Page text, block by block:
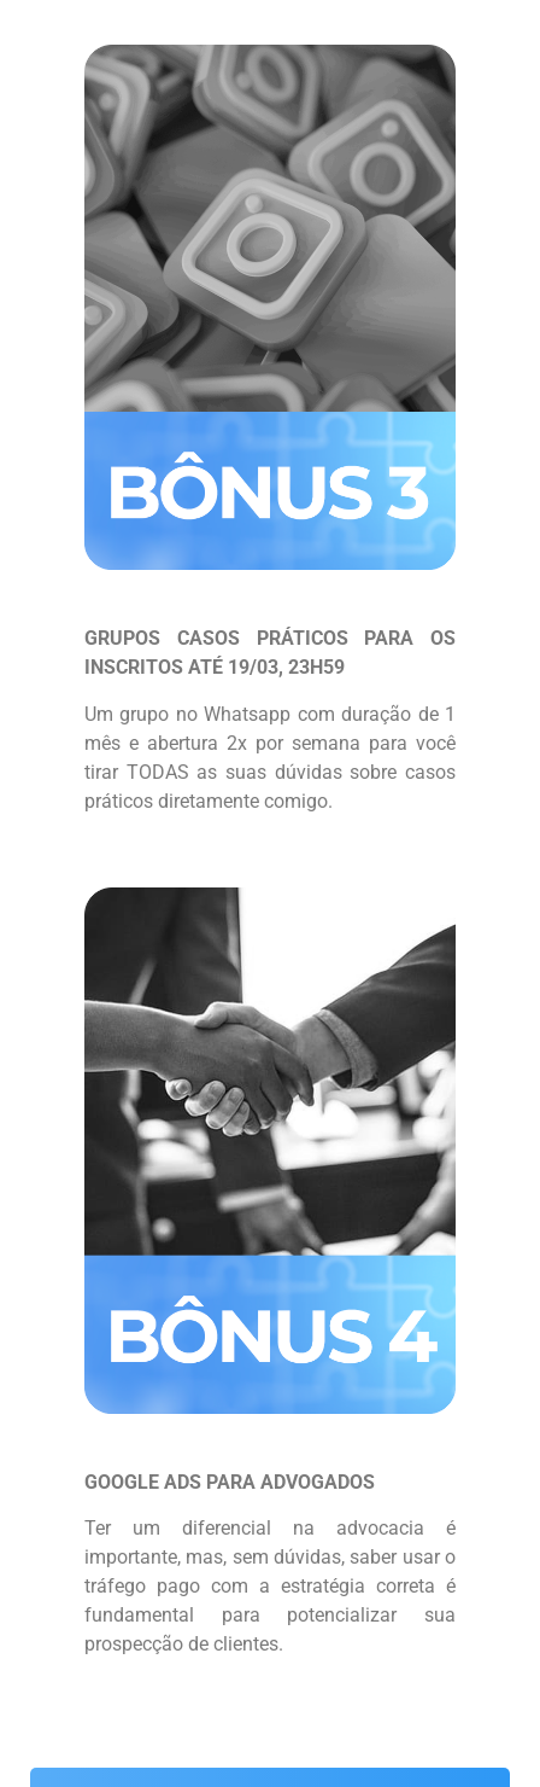
GRUPOS CASOS PRÁTICOS PARA OS
INSCRITOS ATÉ 19/03, 23H59
Um grupo no Whatsapp com duração de 1
mês e abertura 2x por semana para você
tirar TODAS as suas dúvidas sobre casos
práticos diretamente comigo.
GOOGLE ADS PARA ADVOGADOS
Ter um diferencial na advocacia é
importante, mas, sem dúvidas, saber usar o
tráfego pago com a estratégia correta é
fundamental para potencializar sua
prospecção de clientes.